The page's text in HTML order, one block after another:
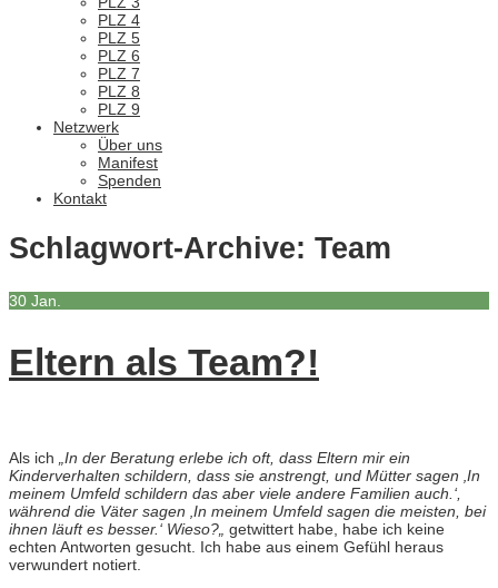
PLZ 4
PLZ 5
PLZ 6
PLZ 7
PLZ 8
PLZ 9
Netzwerk
Über uns
Manifest
Spenden
Kontakt
Schlagwort-Archive: Team
30 Jan.
Eltern als Team?!
Als ich „In der Beratung erlebe ich oft, dass Eltern mir ein
Kinderverhalten schildern, dass sie anstrengt, und Mütter sagen ‚In
meinem Umfeld schildern das aber viele andere Familien auch.‘,
während die Väter sagen ‚In meinem Umfeld sagen die meisten, bei
ihnen läuft es besser.‘ Wieso?„ getwittert habe, habe ich keine
echten Antworten gesucht. Ich habe aus einem Gefühl heraus
verwundert notiert.